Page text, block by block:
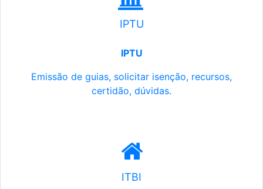
IPTU
IPTU
Emissão de guias, solicitar isenção, recursos,
certidão, dúvidas.
ITBI